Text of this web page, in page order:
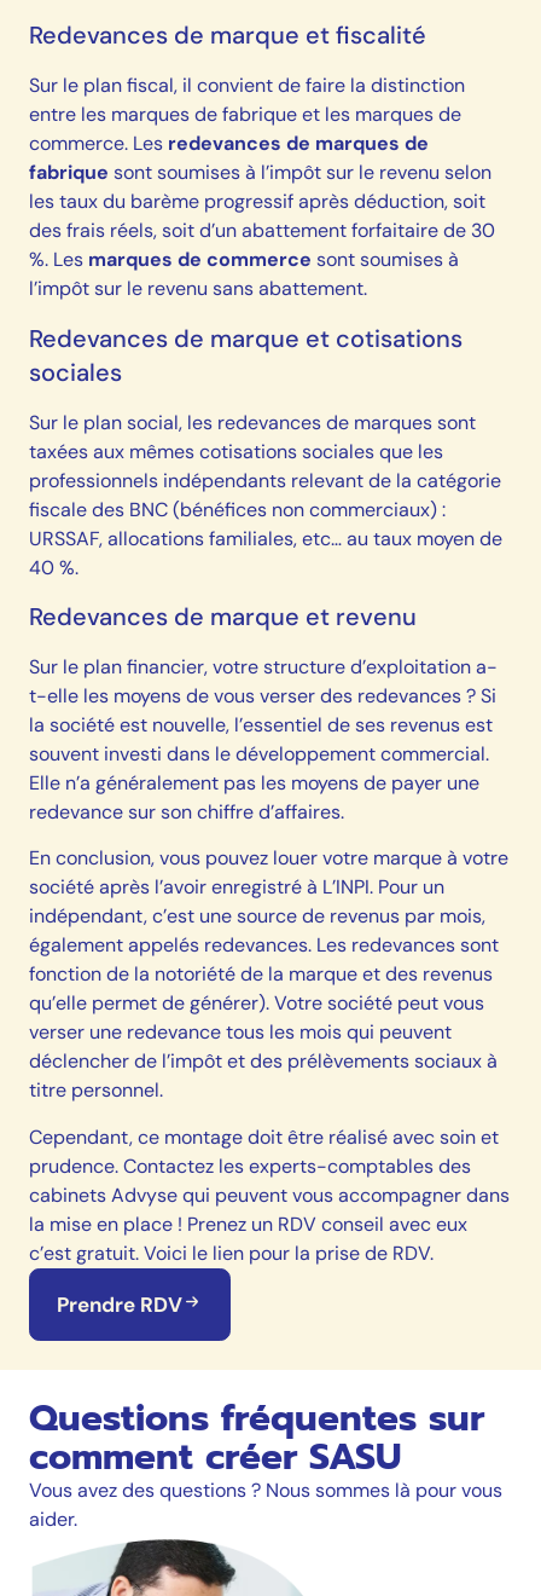
Redevances de marque et fiscalité
Sur le plan fiscal, il convient de faire la distinction
entre les marques de fabrique et les marques de
commerce. Les redevances de marques de
fabrique sont soumises à l’impôt sur le revenu selon
les taux du barème progressif après déduction, soit
des frais réels, soit d’un abattement forfaitaire de 30
%. Les marques de commerce sont soumises à
l’impôt sur le revenu sans abattement.
Redevances de marque et cotisations
sociales
Sur le plan social, les redevances de marques sont
taxées aux mêmes cotisations sociales que les
professionnels indépendants relevant de la catégorie
fiscale des BNC (bénéfices non commerciaux) :
URSSAF, allocations familiales, etc… au taux moyen de
40 %.
Redevances de marque et revenu
Sur le plan financier, votre structure d’exploitation a-
t-elle les moyens de vous verser des redevances ? Si
la société est nouvelle, l’essentiel de ses revenus est
souvent investi dans le développement commercial.
Elle n’a généralement pas les moyens de payer une
redevance sur son chiffre d’affaires.
En conclusion, vous pouvez louer votre marque à votre
société après l’avoir enregistré à L’INPI. Pour un
indépendant, c’est une source de revenus par mois,
également appelés redevances. Les redevances sont
fonction de la notoriété de la marque et des revenus
qu’elle permet de générer). Votre société peut vous
verser une redevance tous les mois qui peuvent
déclencher de l’impôt et des prélèvements sociaux à
titre personnel.
Cependant, ce montage doit être réalisé avec soin et
prudence. Contactez les experts-comptables des
cabinets Advyse qui peuvent vous accompagner dans
la mise en place ! Prenez un RDV conseil avec eux
c’est gratuit. Voici le lien pour la prise de RDV.
Prendre RDV
Questions fréquentes sur
comment créer SASU
Vous avez des questions ? Nous sommes là pour vous
aider.